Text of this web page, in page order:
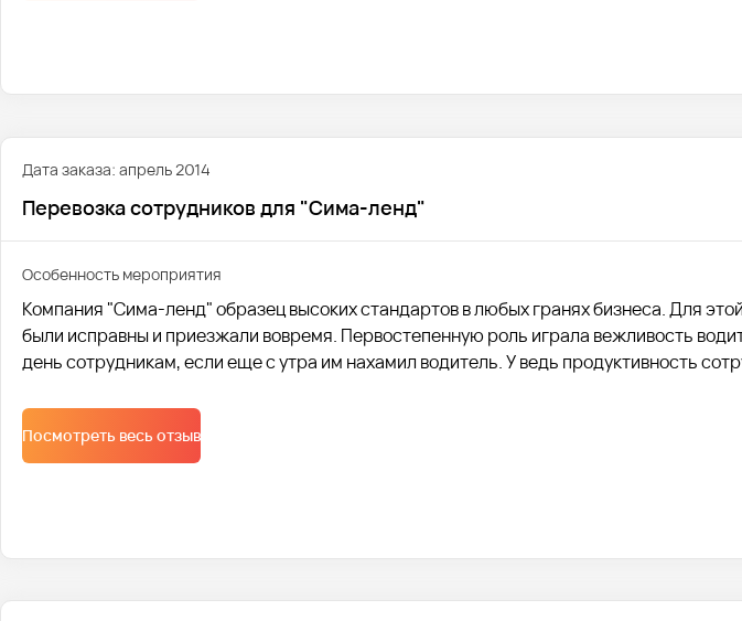
Дата заказа: апрель 2014
Перевозка сотрудников для "Сима-ленд"
Особенность мероприятия
Компания "Сима-ленд" образец высоких стандартов в любых гранях бизнеса. Для
были исправны и приезжали вовремя. Первостепенную роль играла вежливость
день сотрудникам, если еще с утра им нахамил водитель. У ведь продуктивность
пассажирами.
Посмотреть весь отзыв